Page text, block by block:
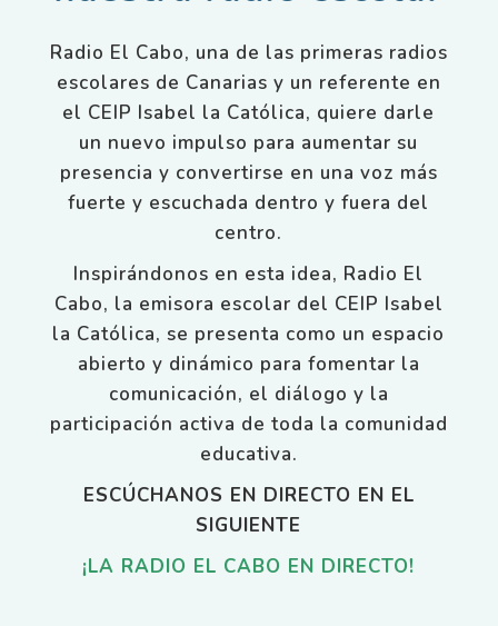
Radio El Cabo, una de las primeras radios
escolares de Canarias y un referente en
el CEIP Isabel la Católica, quiere darle
un nuevo impulso para aumentar su
presencia y convertirse en una voz más
fuerte y escuchada dentro y fuera del
centro.
Inspirándonos en esta idea, Radio El
Cabo, la emisora escolar del CEIP Isabel
la Católica, se presenta como un espacio
abierto y dinámico para fomentar la
comunicación, el diálogo y la
participación activa de toda la comunidad
educativa.
ESCÚCHANOS EN DIRECTO EN EL
SIGUIENTE
¡LA RADIO EL CABO EN DIRECTO!